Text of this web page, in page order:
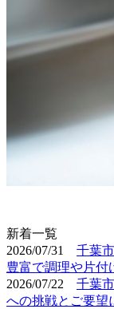
​新着一覧
2026/07/31
千葉
豊富で調理や片付
2026/07/22
千葉
への挑戦とご要望